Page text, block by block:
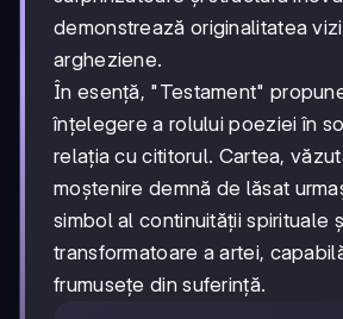
demonstrează originalitatea
argheziene.
În esență, "Testament"
înțelegere a rolului poeziei în
relația cu cititorul. Cartea,
moștenire demnă de lăsat
simbol al continuității spirituale
transformatoare a artei,
frumusețe din suferință.